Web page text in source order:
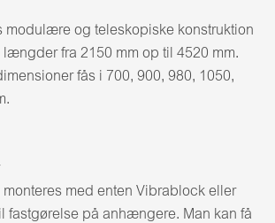
modulære og teleskopiske konstruktion
fra 2150 mm op til 4520 mm.
fås i 700, 900, 980, 1050,
monteres med enten Vibrablock eller
fastgørelse på anhængere. Man kan få